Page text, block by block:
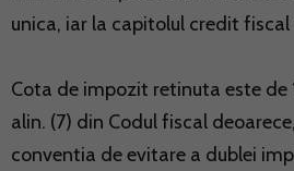
unica, iar la capitolul credit
Cota de impozit retinuta este
alin. (7) din Codul fiscal
conventia de evitare a dublei